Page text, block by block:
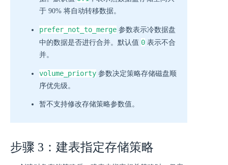
于 90% 将自动转移数据。
prefer_not_to_merge 参数表示冷数据盘
中的数据是否进行合并。默认值 0 表示不合
并。
volume_priorty 参数决定策略存储磁盘顺
序优先级。
暂不支持修改存储策略参数值。
步骤 3：建表指定存储策略